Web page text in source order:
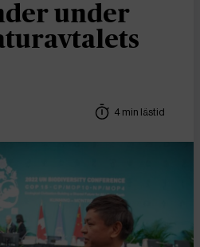
under
4 min lästid